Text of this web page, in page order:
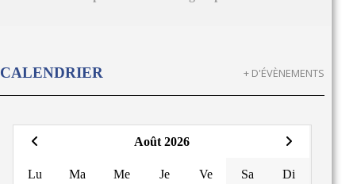
CALENDRIER
Août 2026
Lu Ma Me Je Ve Sa Di
+ D'ÉVÈNEMENTS